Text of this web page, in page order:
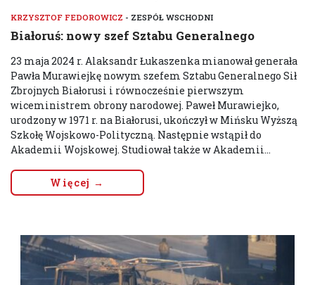
KRZYSZTOF FEDOROWICZ - ZESPÓŁ WSCHODNI
Białoruś: nowy szef Sztabu Generalnego
23 maja 2024 r. Alaksandr Łukaszenka mianował generała
Pawła Murawiejkę nowym szefem Sztabu Generalnego Sił
Zbrojnych Białorusi i równocześnie pierwszym
wiceministrem obrony narodowej. Paweł Murawiejko,
urodzony w 1971 r. na Białorusi, ukończył w Mińsku Wyższą
Szkołę Wojskowo-Polityczną. Następnie wstąpił do
Akademii Wojskowej. Studiował także w Akademii...
Więcej →